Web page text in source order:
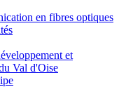
en fibres optiques
et
Val d'Oise